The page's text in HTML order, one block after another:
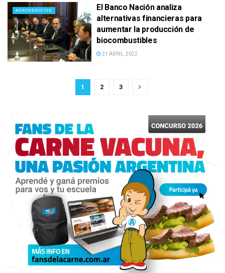
AGRONEGOCIOS
El Banco Nación analiza
alternativas financieras para
aumentar la producción de
biocombustibles
21 ABRIL, 2022
1 2 3